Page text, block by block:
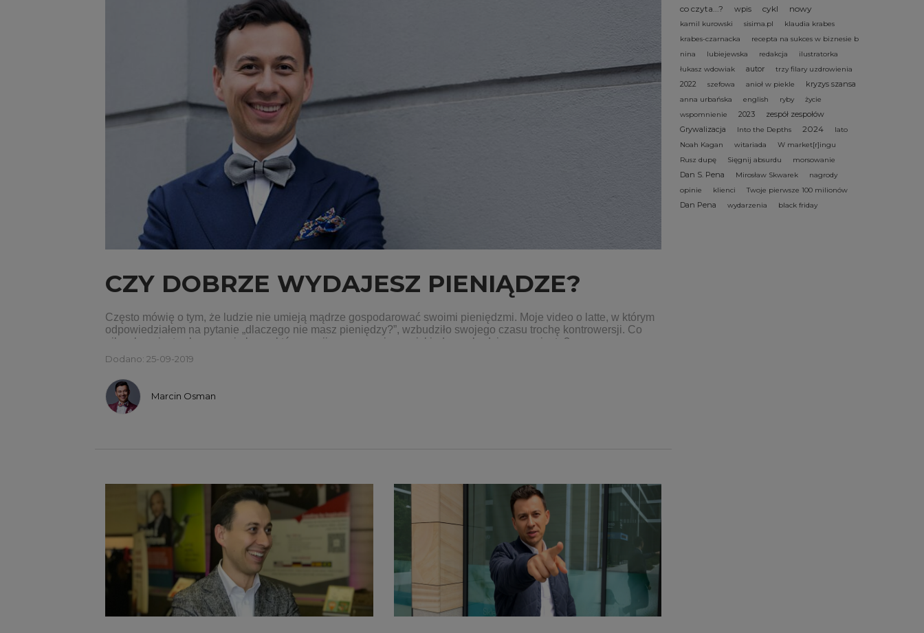
CZY DOBRZE WYDAJESZ PIENIĄDZE?
Dodano: 25-09-2019
Często mówię o tym, że ludzie nie umieją mądrze gospodarować swoimi pieniędzmi. Moje video o latte, w którym
odpowiedziałem na pytanie „dlaczego nie masz pieniędzy?”, wzbudziło swojego czasu trochę kontrowersji. Co
niby złego jest w kupowaniu kawy, którą wypijamy ze znajomymi, kiedy wychodzimy na miasto?
Marcin Osman
co czyta...? wpis cykl nowy
kamil kurowski sisima.pl
klaudia krabes
krabes-czarnacka
recepta na sukces w biznesie b
nina
lubiejewska redakcja
ilustratorka
łukasz wdowiak
autor trzy filary uzdrowienia
2022 szefowa anioł w piekle kryzys szansa
anna urbańska english ryby
życie
wspomnienie
2023
zespół zespołów
Grywalizacja
Into the Depths 2024
lato
Noah Kagan
witariada
W market[r]ingu
Rusz dupę
Sięgnij absurdu morsowanie
Dan S. Pena Mirosław Skwarek
nagrody
opinie
klienci Twoje pierwsze 100 milionów
Dan Pena wydarzenia black friday